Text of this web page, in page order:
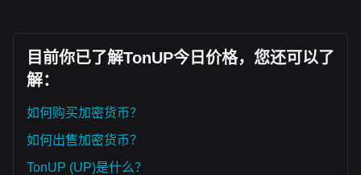
目前你已了解TonUP今日价格，您还可以了
解：
如何购买加密货币？
如何出售加密货币？
TonUP (UP)是什么？